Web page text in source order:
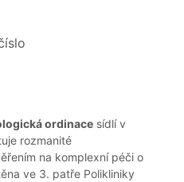
ordinace sídlí v
rozmanité
na komplexní péči o
ve 3. patře Polikliniky